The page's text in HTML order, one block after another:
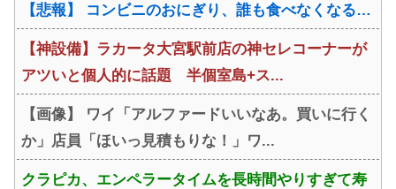
【悲報】 コンビニのおにぎり、誰も食べなくなる…
【神設備】ラカータ大宮駅前店の神セレコーナーが
アツいと個人的に話題 半個室島+ス...
【画像】 ワイ「アルファードいいなあ。買いに行く
か」店員「ほいっ見積もりな！」ワ...
クラピカ、エンペラータイムを長時間やりすぎて寿